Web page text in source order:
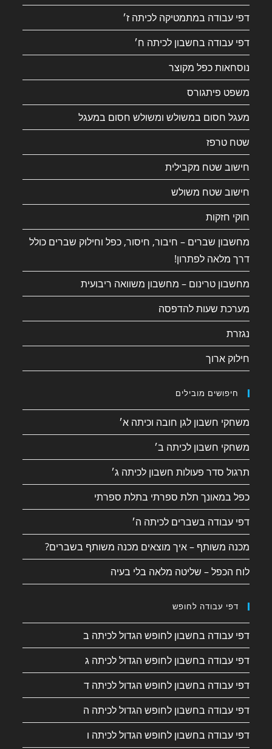
דפי עבודה במתמטיקה לכיתה ז׳
דפי עבודה בחשבון לכיתה ח׳
נוסחאות כפל מקוצר
משפט פיתגורס
מעגל חסום במשולש ומשולש חסום במעגל
שטח טרפז
חישוב שטח מקבילית
חישוב שטח משולש
חוקי חזקות
מחשבון שברים – חיבור, חיסור, כפל וחילוק שברים כולל
דרך מלאה לפתרון!
מחשבון טרינום – מחשבון משוואה ריבועית
מערכת שעות להדפסה
נגזרת
חילוק ארוך
חיפושים מובילים
משחקי חשבון לגן חובה וכיתה א׳
משחקי חשבון לכיתה ב׳
תרגול סדר פעולות חשבון לכיתה ג׳
כפל במאונך תלת ספרתי בתלת ספרתי
דפי עבודה בשברים לכיתה ה׳
מכנה משותף – איך מוצאים מכנה משותף בשברים?
לוח הכפל – שליטה מלאה בלי בעיה
דפי עבודה לחופש
דפי עבודה בחשבון לחופש הגדול לכיתה ב
דפי עבודה בחשבון לחופש הגדול לכיתה ג
דפי עבודה בחשבון לחופש הגדול לכיתה ד
דפי עבודה בחשבון לחופש הגדול לכיתה ה
דפי עבודה בחשבון לחופש הגדול לכיתה ו